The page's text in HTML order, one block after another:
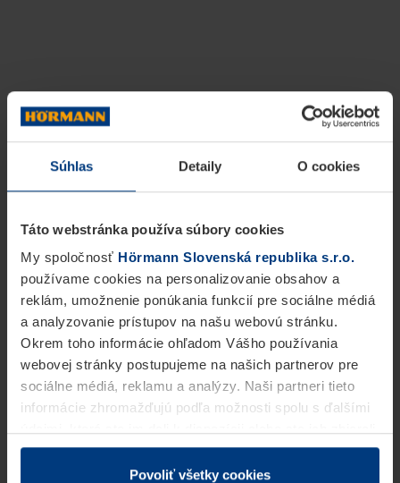
Súhlas Detaily O cookies
Táto webstránka používa súbory cookies
My spoločnosť Hörmann Slovenská republika s.r.o.
používame cookies na personalizovanie obsahov a
reklám, umožnenie ponúkania funkcií pre sociálne médiá
a analyzovanie prístupov na našu webovú stránku.
Okrem toho informácie ohľadom Vášho používania
webovej stránky postupujeme na našich partnerov pre
sociálne médiá, reklamu a analýzy. Naši partneri tieto
informácie zhromažďujú podľa možnosti spolu s ďalšími
v rámci Vášho využívania služieb.
Z právneho hľadiska môžeme cookies ukladať na Vašom
Povoliť všetky cookies